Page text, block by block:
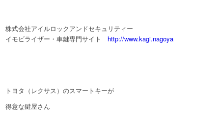
株式会社アイルロックアンドセキュリティー
イモビライザー・車鍵専門サイト http://www.kagi.nagoya
トヨタ（レクサス）のスマートキーが
得意な鍵屋さん